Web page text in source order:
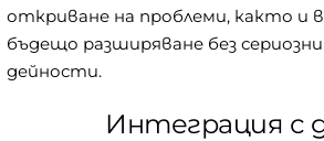
откриване на проблеми, както и
бъдещо разширяване без
дейности.
Интеграция с